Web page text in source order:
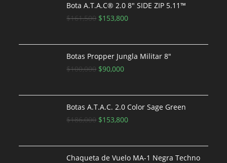
Bota A.T.A.C® 2.0 8″ SIDE ZIP 5.11™
$161,500 El
original
era:
$161,500.
$153,800El
actual
es:
Botas Propper Jungla Militar 8"
$100,000 El
original
era:
$100,000.
$90,000El
actual
es:
$90,000.
Botas A.T.A.C. 2.0 Color Sage Green
$186,000 El
original
era:
$153,800El
actual
es:
Chaqueta de Vuelo MA-1 Negra Techno